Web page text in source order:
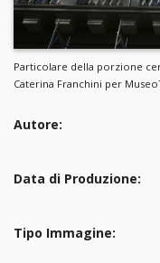
Particolare della porzione
Caterina Franchini per
Autore:
Data di Produzione:
Tipo Immagine: